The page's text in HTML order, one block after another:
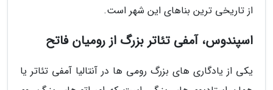
از تاریخی ترین بناهای این شهر است.
اسپندوس، آمفی تئاتر بزرگ از رومیان فاتح
یکی از یادگاری های بزرگ رومی ها در آنتالیا آمفی تئاتر یا